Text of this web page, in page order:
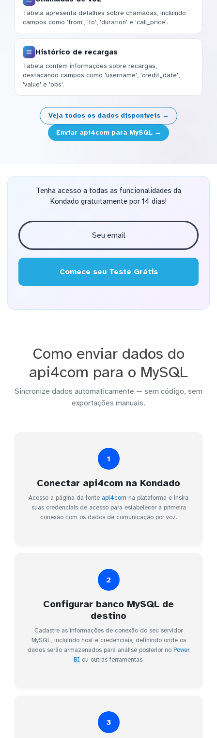
Tabela apresenta detalhes sobre chamadas, incluindo
campos como 'from', 'to', 'duration' e 'call_price'.
Histórico de recargas
Tabela contém informações sobre recargas,
destacando campos como 'username', 'credit_date',
'value' e 'obs'.
Veja todos os dados disponíveis →
Enviar api4com para MySQL →
Tenha acesso a todas as funcionalidades da
Kondado gratuitamente por 14 dias!
Comece seu Teste Grátis
Como enviar dados do
api4com para o MySQL
Sincronize dados automaticamente — sem código, sem
exportações manuais.
1
Conectar api4com na Kondado
Acesse a página da fonte api4com na plataforma e insira
suas credenciais de acesso para estabelecer a primeira
conexão com os dados de comunicação por voz.
2
Configurar banco MySQL de
destino
Cadastre as informações de conexão do seu servidor
MySQL, incluindo host e credenciais, definindo onde os
dados serão armazenados para análise posterior no Power
BI ou outras ferramentas.
3